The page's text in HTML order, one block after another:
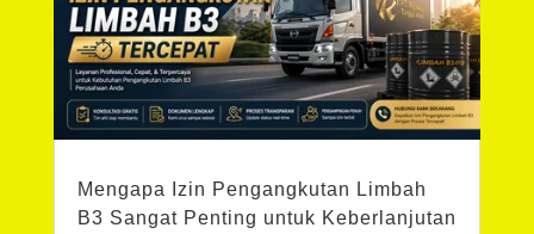
Mengapa Izin Pengangkutan Limbah
B3 Sangat Penting untuk Keberlanjutan